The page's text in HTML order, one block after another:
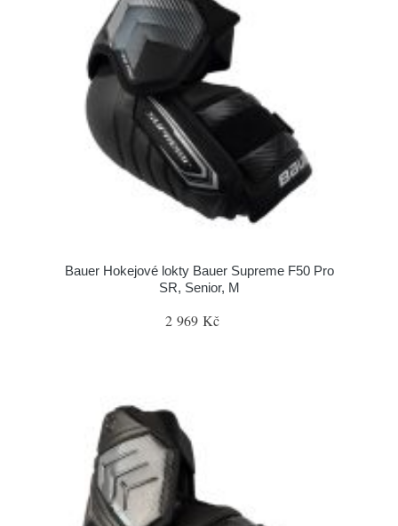
Bauer Hokejové lokty Bauer Supreme F50 Pro
SR, Senior, M
2 969 Kč